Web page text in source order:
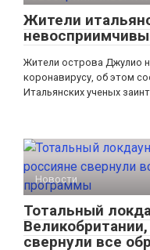
Жители
невосприимчивы
Жители острова Джулио
коронавирусу, об этом
Итальянских ученых
Новости
Тотальный
свернули все